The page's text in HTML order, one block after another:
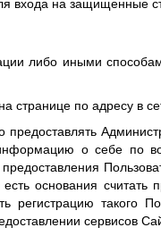
либо иными
странице по адресу в
предоставлять
о себе по
основания считать
такого
сервисов